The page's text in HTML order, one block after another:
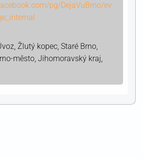
pg/DejaVuBrno/ev
Žlutý kopec, Staré Brno,
město, Jihomoravský kraj,